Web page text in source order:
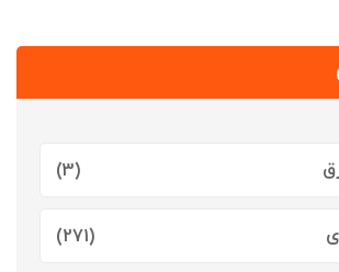
(3)
(271)